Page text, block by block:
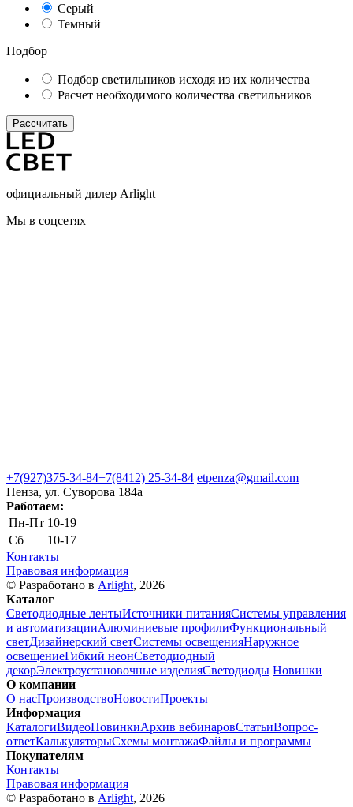
Серый
Темный
Подбор
Подбор светильников исходя из их количества
Расчет необходимого количества светильников
Рассчитать
официальный дилер Arlight
Мы в соцсетях
+7(927)375-34-84+7(8412) 25-34-84 etpenza@gmail.com
Пенза, ул. Cуворова 184а
Работаем:
Пн-Пт 10-19
Сб
10-17
Контакты
Правовая информация
© Разработано в Arlight, 2026
Каталог
Светодиодные лентыИсточники питанияСистемы управления
и автоматизацииАлюминиевые профилиФункциональный
светДизайнерский светСистемы освещенияНаружное
освещениеГибкий неонСветодиодный
декорЭлектроустановочные изделияСветодиоды Новинки
О компании
О насПроизводствоНовостиПроекты
Информация
КаталогиВидеоНовинкиАрхив вебинаровСтатьиВопрос-
ответКалькуляторыСхемы монтажаФайлы и программы
Покупателям
Контакты
Правовая информация
© Разработано в Arlight, 2026